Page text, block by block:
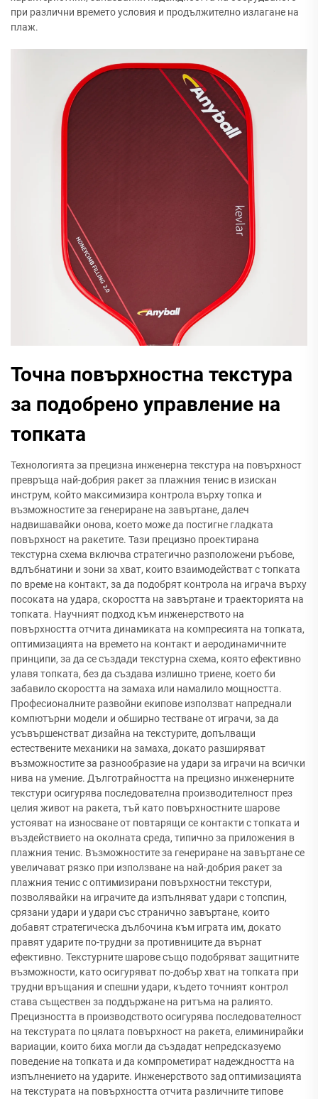
при различни времето условия и продължително излагане на
плаж.
Точна повърхностна текстура
за подобрено управление на
топката
Технологията за прецизна инженерна текстура на повърхност
превръща най-добрия ракет за плажния тенис в изискан
инструм, който максимизира контрола върху топка и
възможностите за генериране на завъртане, далеч
надвишавайки онова, което може да постигне гладката
повърхност на ракетите. Тази прецизно проектирана
текстурна схема включва стратегично разположени ръбове,
вдлъбнатини и зони за хват, които взаимодействат с топката
по време на контакт, за да подобрят контрола на играча върху
посоката на удара, скоростта на завъртане и траекторията на
топката. Научният подход към инженерството на
повърхността отчита динамиката на компресията на топката,
оптимизацията на времето на контакт и аеродинамичните
принципи, за да се създади текстурна схема, която ефективно
улавя топката, без да създава излишно триене, което би
забавило скоростта на замаха или намалило мощността.
Професионалните развойни екипове използват напреднали
компютърни модели и обширно тестване от играчи, за да
усъвършенстват дизайна на текстурите, допълващи
естествените механики на замаха, докато разширяват
възможностите за разнообразие на удари за играчи на всички
нива на умение. Дълготрайността на прецизно инженерните
текстури осигурява последователна производителност през
целия живот на ракета, тъй като повърхностните шарове
устояват на износване от повтарящи се контакти с топката и
въздействието на околната среда, типично за приложения в
плажния тенис. Възможностите за генериране на завъртане се
увеличават рязко при използване на най-добрия ракет за
плажния тенис с оптимизирани повърхностни текстури,
позволявайки на играчите да изпълняват удари с топспин,
срязани удари и удари със странично завъртане, които
добавят стратегическа дълбочина към играта им, докато
правят ударите по-трудни за противниците да върнат
ефективно. Текстурните шарове също подобряват защитните
възможности, като осигуряват по-добър хват на топката при
трудни връщания и спешни удари, където точният контрол
става съществен за поддържане на ритъма на ралиято.
Прецизността в производството осигурява последователност
на текстурата по цялата повърхност на ракета, елиминирайки
вариации, които биха могли да създадат непредсказуемо
поведение на топката и да компрометират надеждността на
изпълнението на ударите. Инженерството зад оптимизацията
на текстурата на повърхността отчита различните типове